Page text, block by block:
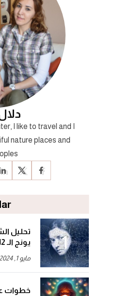
I like to travel and I
nature places and
تحليل
يونج الـ 12...
مايو 1, 2024